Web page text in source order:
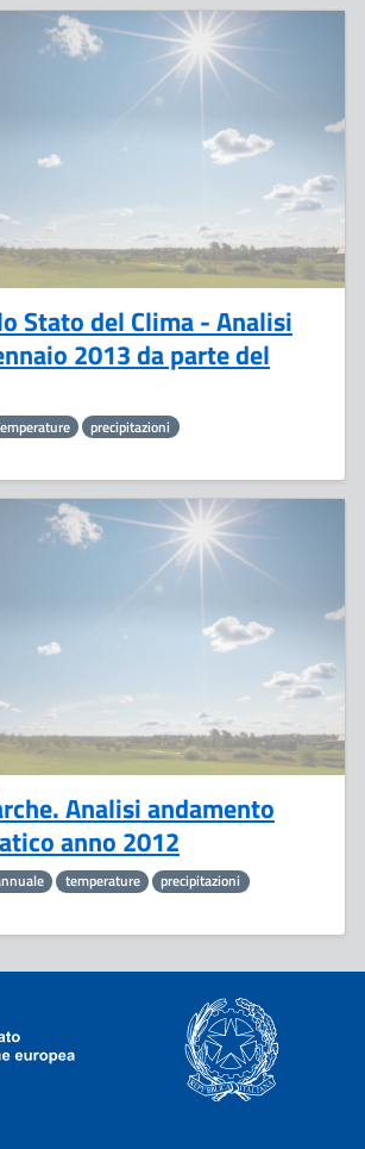
Stato del Clima - Analisi
2013 da parte del
precipitazioni
Analisi andamento
anno 2012
temperature precipitazioni